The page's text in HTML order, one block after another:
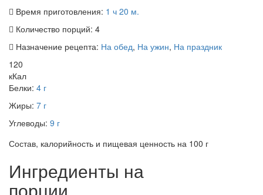
Время приготовления: 1 ч 20 м.
Количество порций: 4
Назначение рецепта: На обед, На ужин, На праздник
120
кКал
Белки: 4 г
Жиры: 7 г
Углеводы: 9 г
Состав, калорийность и пищевая ценность на 100 г
Ингредиенты на